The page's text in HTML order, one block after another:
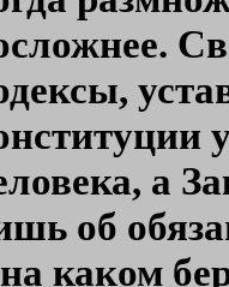
а
об
каком